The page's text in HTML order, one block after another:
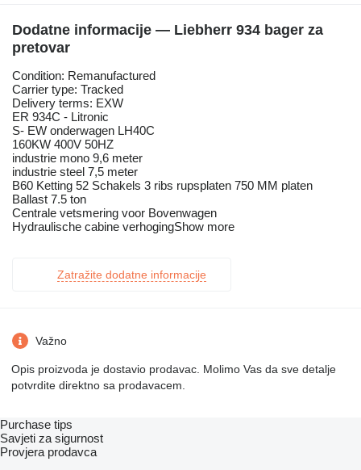
Dodatne informacije — Liebherr 934 bager za
pretovar
Condition: Remanufactured
Carrier type: Tracked
Delivery terms: EXW
ER 934C - Litronic
S- EW onderwagen LH40C
160KW 400V 50HZ
industrie mono 9,6 meter
industrie steel 7,5 meter
B60 Ketting 52 Schakels 3 ribs rupsplaten 750 MM platen
Ballast 7.5 ton
Centrale vetsmering voor Bovenwagen
Hydraulische cabine verhogingShow more
Zatražite dodatne informacije
Važno
Opis proizvoda je dostavio prodavac. Molimo Vas da sve detalje
potvrdite direktno sa prodavacem.
Purchase tips
Savjeti za sigurnost
Provjera prodavca